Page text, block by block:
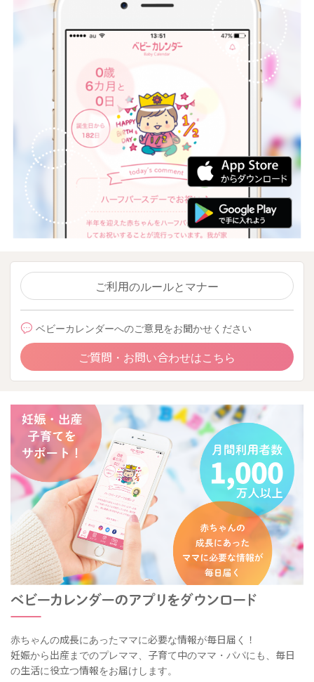
ご利用のルールとマナー
ベビーカレンダーへのご意見をお聞かせください
ご質問・お問い合わせはこちら
赤ちゃんの成長にあったママに必要な情報が毎日届く！
妊娠から出産までのプレママ、子育て中のママ・パパにも、毎日
の生活に役立つ情報をお届けします。